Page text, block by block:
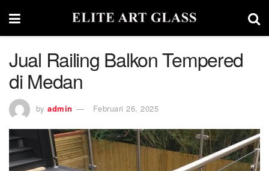
Jual Railing Balkon Tempered
di Medan
by admin Februari 26, 2025